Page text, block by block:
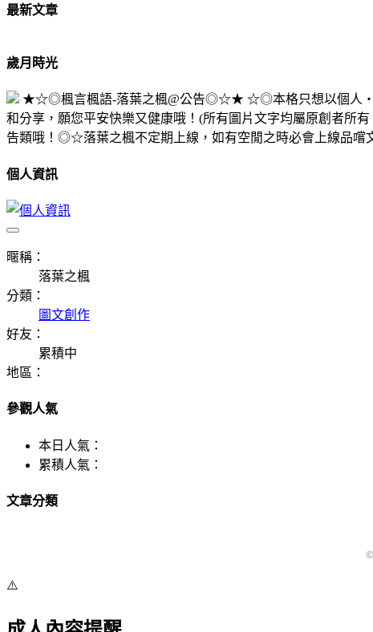
最新文章
歲月時光
★☆◎楓言楓語-落葉之楓@公告◎☆★ ☆◎本格只想以個人‧非
和分享，願您平安快樂又健康哦！(所有圖片文字均屬原創者所
告類哦！◎☆落葉之楓不定期上線，如有空閒之時必會上線品
個人資訊
暱稱：
落葉之楓
分類：
圖文創作
好友：
累積中
地區：
參觀人氣
本日人氣：
累積人氣：
文章分類
⚠️